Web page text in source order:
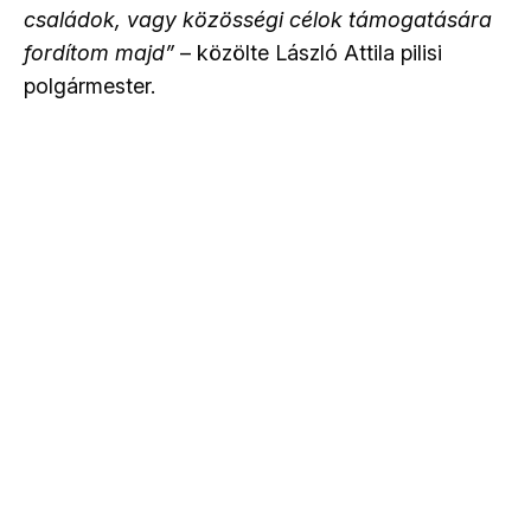
családok, vagy közösségi célok támogatására
fordítom majd” – közölte László Attila pilisi
polgármester.